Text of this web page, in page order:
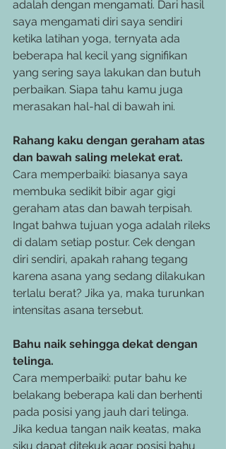
adalah dengan mengamati. Dari hasil
saya mengamati diri saya sendiri
ketika latihan yoga, ternyata ada
beberapa hal kecil yang signifikan
yang sering saya lakukan dan butuh
perbaikan. Siapa tahu kamu juga
merasakan hal-hal di bawah ini.
Rahang kaku dengan geraham atas
dan bawah saling melekat erat.
Cara memperbaiki: biasanya saya
membuka sedikit bibir agar gigi
geraham atas dan bawah terpisah.
Ingat bahwa tujuan yoga adalah rileks
di dalam setiap postur. Cek dengan
diri sendiri, apakah rahang tegang
karena asana yang sedang dilakukan
terlalu berat? Jika ya, maka turunkan
intensitas asana tersebut.
Bahu naik sehingga dekat dengan
telinga.
Cara memperbaiki: putar bahu ke
belakang beberapa kali dan berhenti
pada posisi yang jauh dari telinga.
Jika kedua tangan naik keatas, maka
siku dapat ditekuk agar posisi bahu